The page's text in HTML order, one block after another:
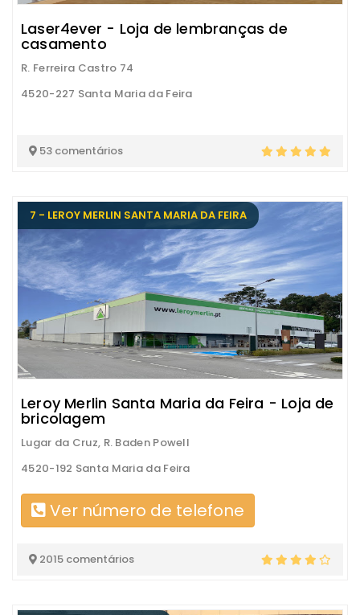
Laser4ever - Loja de lembranças de
casamento
R. Ferreira Castro 74
4520-227 Santa Maria da Feira
53 comentários
7 - LEROY MERLIN SANTA MARIA DA FEIRA
Leroy Merlin Santa Maria da Feira - Loja de
bricolagem
Lugar da Cruz, R. Baden Powell
4520-192 Santa Maria da Feira
Ver número de telefone
2015 comentários